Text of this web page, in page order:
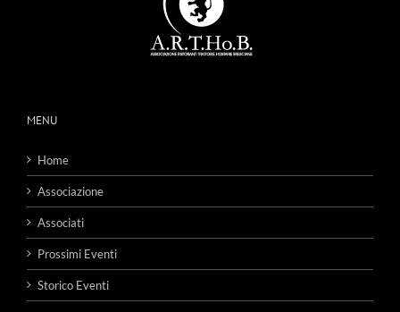
MENU
Home
Associazione
Associati
Prossimi Eventi
Storico Eventi